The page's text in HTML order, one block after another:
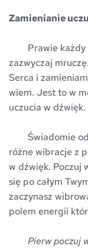
Zamienianie
zazwyczaj
Serca i
wiem. Jest to w
uczucia w dźwięk.
różne wibracje z
w dźwięk. Poczuj
się po całym
zaczynasz
polem energii
Pierw poczuj